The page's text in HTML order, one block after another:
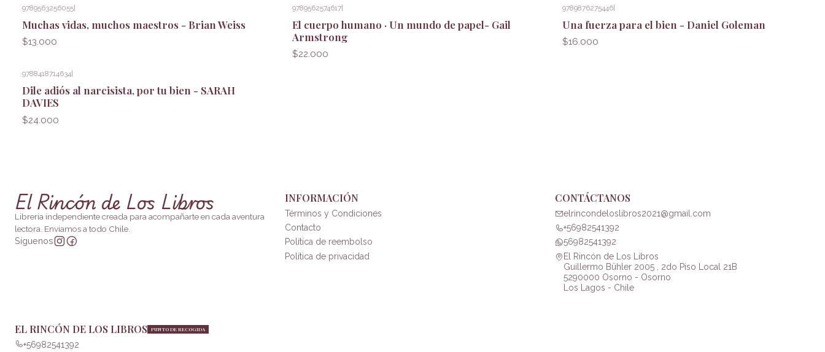
9789563256055|
Muchas vidas, muchos maestros - Brian Weiss
$13.000
9789562574617|
El cuerpo humano · Un mundo de papel- Gail
Armstrong
$22.000
9789876275446|
Una fuerza para el bien - Daniel Goleman
$16.000
9788418714634
Dile adiós al narcisista, por tu bien - SARAH
DAVIES
$24.000
El Rincón de Los Libros
Librería independiente creada para acompañarte en cada aventura
lectora. Enviamos a todo Chile.
Síguenos
INFORMACIÓN
Términos y Condiciones
Contacto
Política de reembolso
Política de privacidad
CONTÁCTANOS
elrincondeloslibros2021@gmail.com
+56982541392
56982541392
El Rincón de Los Libros
Guillermo Bühler 2005 , 2do Piso Local 21B
5290000 Osorno - Osorno
Los Lagos - Chile
EL RINCÓN DE LOS LIBROS PUNTO DE RECOGIDA
+56982541392